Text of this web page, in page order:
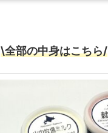
\全部の中身はこちら/